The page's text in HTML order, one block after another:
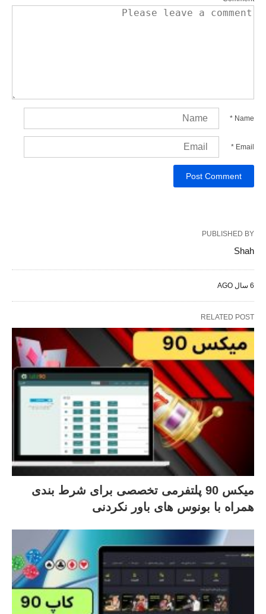
Name
*
Email
*
PUBLISHED BY
Shah
6 سال AGO
RELATED POST
میکس 90 پلتفرمی تخصصی برای شرط بندی
همراه با بونوس های باور نکردنی